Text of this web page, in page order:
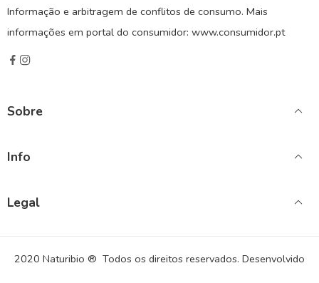
Informação e arbitragem de conflitos de consumo. Mais
informações em portal do consumidor: www.consumidor.pt
Sobre
Info
Legal
2020 Naturibio ® Todos os direitos reservados. Desenvolvido